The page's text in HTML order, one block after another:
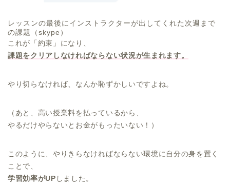
レッスンの最後にインストラクターが出してくれた次週まで
の課題（skype）
これが「約束」になり、
課題をクリアしなければならない状況が生まれます。
やり切らなければ、なんか恥ずかしいですよね。
（あと、高い授業料を払っているから、
やるだけやらないとお金がもったいない！）
このように、やりきらなければならない環境に自分の身を置く
ことで、
学習効率がUP しました。